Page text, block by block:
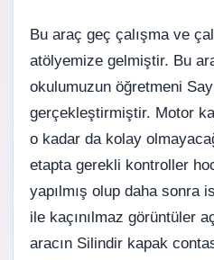
Bu araç geç çalışma ve
atölyemize gelmiştir. Bu
okulumuzun öğretmeni
gerçekleştirmiştir. Motor
o kadar da kolay
etapta gerekli kontroller
yapılmış olup daha sonra
ile kaçınılmaz görüntüler
aracın Silindir kapak